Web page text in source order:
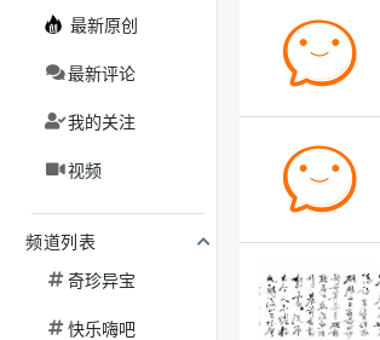
最新原创
最新评论
我的关注
视频
频道列表
奇珍异宝
快乐嗨吧